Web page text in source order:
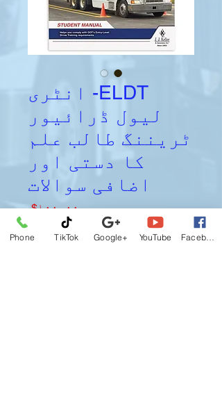
ELDT- انٹری
لیول ڈرائیور
ٹریننگ طالب علم
کا دستی اور
اضافی سوالات
$۱۰۰٫۰۰Price
Quantity
*
Phone TikTok Google+ YouTube